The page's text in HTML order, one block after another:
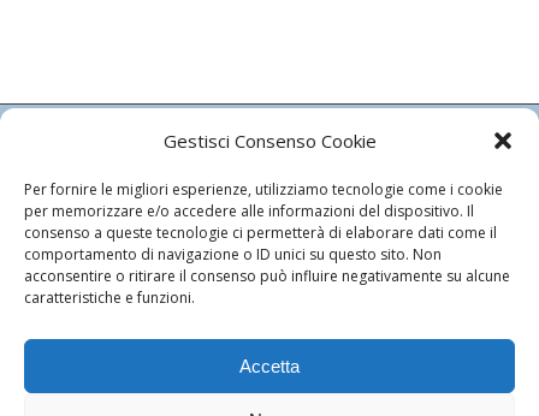
Gestisci Consenso Cookie
Per fornire le migliori esperienze, utilizziamo tecnologie come i cookie
per memorizzare e/o accedere alle informazioni del dispositivo. Il
consenso a queste tecnologie ci permetterà di elaborare dati come il
comportamento di navigazione o ID unici su questo sito. Non
acconsentire o ritirare il consenso può influire negativamente su alcune
caratteristiche e funzioni.
Accetta
ISTITUTO LEONARDO DA VINCI
CARDIOLOGIA SRL
Autorizzazione Regionale n. 4487/83
Autorizzazione Comunale n. 524/2008
C.F. e P.Iva: 03105640480